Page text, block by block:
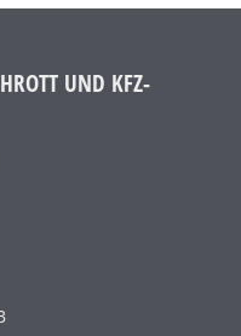
UND KFZ-